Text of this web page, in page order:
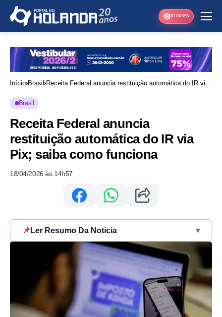
STORIES
Início Brasil
Receita Federal anuncia restituição automática do IR via
Brasil
Receita Federal anuncia
restituição automática do IR via
Pix; saiba como funciona
18/04/2026 às 14h57
📌 Ler Resumo Da Notícia ▾